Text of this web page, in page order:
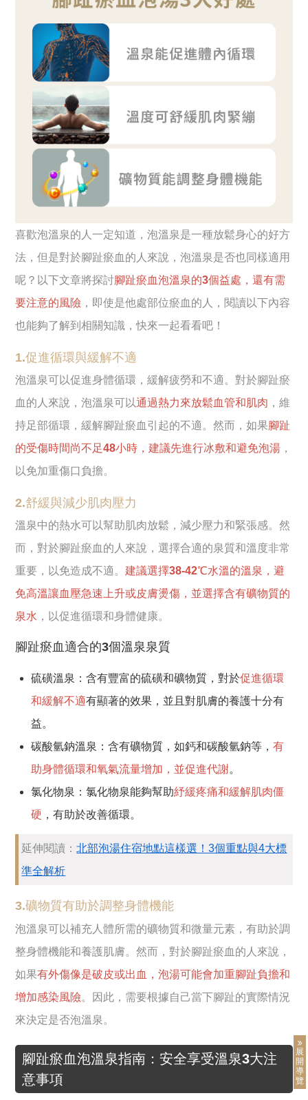
喜歡泡溫泉的人一定知道，泡溫泉是一種放鬆身心的好方
法，但是對於腳趾瘀血的人來說，泡溫泉是否也同樣適用
呢？以下文章將探討腳趾瘀血泡溫泉的3個益處，還有需
要注意的風險 ，即使是他處部位瘀血的人，閱讀以下內容
也能夠了解到相關知識，快來一起看看吧！
1.促進循環與緩解不適
泡溫泉可以促進身體循環，緩解疲勞和不適。對於腳趾瘀
血的人來說，泡溫泉可以通過熱力來放鬆血管和肌肉 ，維
持足部循環，緩解腳趾瘀血引起的不適。然而，如果腳趾
的受傷時間尚不足48小時，建議先進行冰敷和避免泡湯 ，
以免加重傷口負擔。
2.舒緩與減少肌肉壓力
溫泉中的熱水可以幫助肌肉放鬆，減少壓力和緊張感。然
而，對於腳趾瘀血的人來說，選擇合適的泉質和溫度非常
重要，以免造成不適。建議選擇38-42℃水溫的溫泉，避
免高溫讓血壓急速上升或皮膚燙傷，並選擇含有礦物質的
泉水 ，以促進循環和身體健康。
腳趾瘀血適合的3個溫泉泉質
硫磺溫泉：含有豐富的硫磺和礦物質，對於促進循環
和緩解不適有顯著的效果，並且對肌膚的養護十分有
益。
碳酸氫鈉溫泉：含有礦物質，如鈣和碳酸氫鈉等，有
助身體循環和氧氣流量增加，並促進代謝。
氯化物泉：氯化物泉能夠幫助紓緩疼痛和緩解肌肉僵
硬 ，有助於改善循環。
延伸閱讀：北部泡湯住宿地點這樣選！3個重點與4大標
準全解析
3.礦物質有助於調整身體機能
泡溫泉可以補充人體所需的礦物質和微量元素，有助於調
整身體機能和養護肌膚。然而，對於腳趾瘀血的人來說，
如果有外傷像是破皮或出血，泡湯可能會加重腳趾負擔和
增加感染風險。因此，需要根據自己當下腳趾的實際情況
來決定是否泡溫泉。
腳趾瘀血泡溫泉指南：安全享受溫泉3大注
意事項
展
開
導
覽